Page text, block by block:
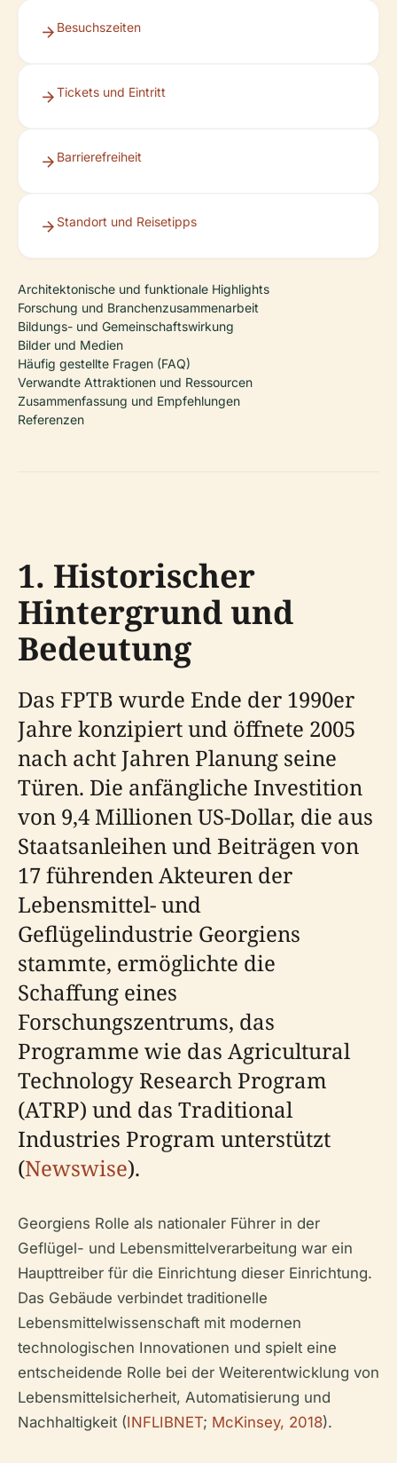
Besuchszeiten
Tickets und Eintritt
Barrierefreiheit
Standort und Reisetipps
Architektonische und funktionale Highlights
Forschung und Branchenzusammenarbeit
Bildungs- und Gemeinschaftswirkung
Bilder und Medien
Häufig gestellte Fragen (FAQ)
Verwandte Attraktionen und Ressourcen
Zusammenfassung und Empfehlungen
Referenzen
1. Historischer
Hintergrund und
Bedeutung
Das FPTB wurde Ende der 1990er
Jahre konzipiert und öffnete 2005
nach acht Jahren Planung seine
Türen. Die anfängliche Investition
von 9,4 Millionen US-Dollar, die aus
Staatsanleihen und Beiträgen von
17 führenden Akteuren der
Lebensmittel- und
Geflügelindustrie Georgiens
stammte, ermöglichte die
Schaffung eines
Forschungszentrums, das
Programme wie das Agricultural
Technology Research Program
(ATRP) und das Traditional
Industries Program unterstützt
(Newswise).
Georgiens Rolle als nationaler Führer in der
Geflügel- und Lebensmittelverarbeitung war ein
Haupttreiber für die Einrichtung dieser Einrichtung.
Das Gebäude verbindet traditionelle
Lebensmittelwissenschaft mit modernen
technologischen Innovationen und spielt eine
entscheidende Rolle bei der Weiterentwicklung von
Lebensmittelsicherheit, Automatisierung und
Nachhaltigkeit (INFLIBNET; McKinsey, 2018).